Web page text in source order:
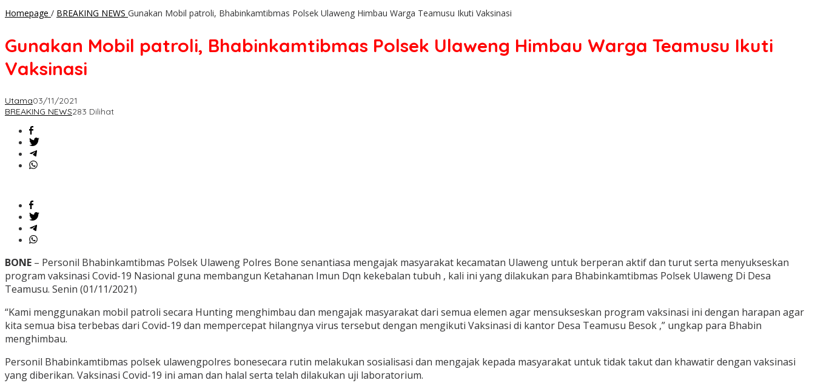
Homepage / BREAKING NEWS Gunakan Mobil patroli, Bhabinkamtibmas Polsek Ulaweng Himbau Warga Teamusu Ikuti Vaksinasi
Gunakan Mobil patroli, Bhabinkamtibmas Polsek Ulaweng Himbau Warga Teamusu Ikuti
Vaksinasi
Utama03/11/2021
BREAKING NEWS283 Dilihat
BONE – Personil Bhabinkamtibmas Polsek Ulaweng Polres Bone senantiasa mengajak masyarakat kecamatan Ulaweng untuk berperan aktif dan turut serta menyukseskan
program vaksinasi Covid-19 Nasional guna membangun Ketahanan Imun Dqn kekebalan tubuh , kali ini yang dilakukan para Bhabinkamtibmas Polsek Ulaweng Di Desa
Teamusu. Senin (01/11/2021)
“Kami menggunakan mobil patroli secara Hunting menghimbau dan mengajak masyarakat dari semua elemen agar mensukseskan program vaksinasi ini dengan harapan agar
kita semua bisa terbebas dari Covid-19 dan mempercepat hilangnya virus tersebut dengan mengikuti Vaksinasi di kantor Desa Teamusu Besok ,” ungkap para Bhabin
menghimbau.
Personil Bhabinkamtibmas polsek ulawengpolres bonesecara rutin melakukan sosialisasi dan mengajak kepada masyarakat untuk tidak takut dan khawatir dengan vaksinasi
yang diberikan. Vaksinasi Covid-19 ini aman dan halal serta telah dilakukan uji laboratorium.